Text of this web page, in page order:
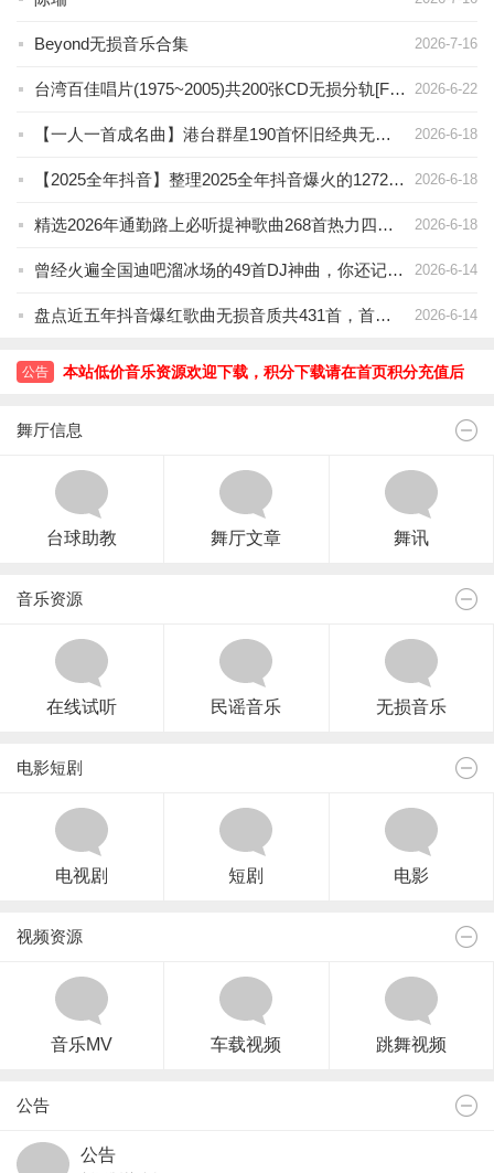
2026-7-16
Beyond无损音乐合集
2026-6-22
台湾百佳唱片(1975~2005)共200张CD无损分轨[FLAC]音乐宝藏级资源
2026-6-18
【一人一首成名曲】港台群星190首怀旧经典无损音乐歌曲，值得收藏[WAV+8.2G]
2026-6-18
【2025全年抖音】整理2025全年抖音爆火的1272首网红热门流行歌曲无损音乐合集，每首热度爆表[WAV+MP3+59.7GB]
2026-6-18
精选2026年通勤路上必听提神歌曲268首热力四射的热门单曲
2026-6-14
曾经火遍全国迪吧溜冰场的49首DJ神曲，你还记得几首[无损打包]
2026-6-14
盘点近五年抖音爆红歌曲无损音质共431首，首首令人如痴如醉.
公告
在进行付费下载。
请记住我们的导航站。。。。
在进行付费下载。
请记住我们的导航站。。。。
舞厅信息
台球助教 舞厅文章 舞讯
音乐资源
在线试听 民谣音乐 无损音乐
电影短剧
电视剧 短剧 电影
视频资源
音乐MV 车载视频 跳舞视频
公告
公告